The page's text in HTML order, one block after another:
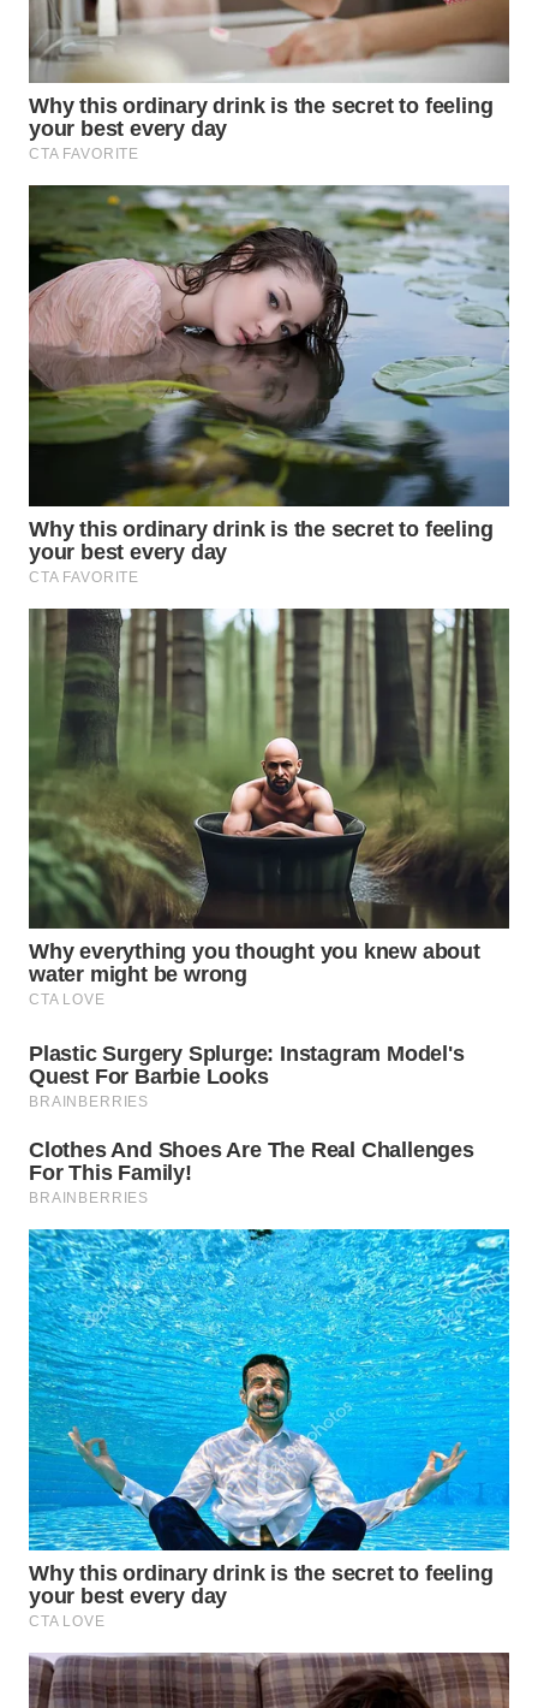
WN
PRIANGAN
TIMUR
WN
WN
SOLO
WN
BOROBUDUR
WN
MADURA
WN
SURABAYA
NATUNA
WN
BINTAN
WN
MANDALIKA
WN
LIKUPANG
WN
LABUANBAJO
BORNEO
Media
Group
WAHANA
NEWS
WAHANA
TANI
WAHANA
ADVOKAT
WAHANA
INFRASTRUKTUR
WAHANA
KONSUMEN
WAHANA
LISTRIK